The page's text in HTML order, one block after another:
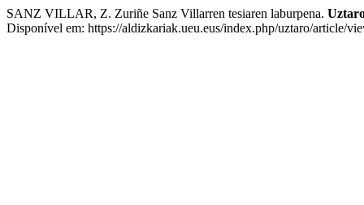
SANZ VILLAR, Z. Zuriñe Sanz Villarren tesiaren laburpena.
Disponível em: https://aldizkariak.ueu.eus/index.php/uztaro/article/